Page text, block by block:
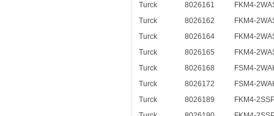
Turck
8026161
FKM4-
Turck
8026162
FKM4-
Turck
8026164
FKM4-
Turck
8026165
FKM4-
Turck
8026168
FSM4-
Turck
8026172
FSM4-
Turck
8026189
FKM4-